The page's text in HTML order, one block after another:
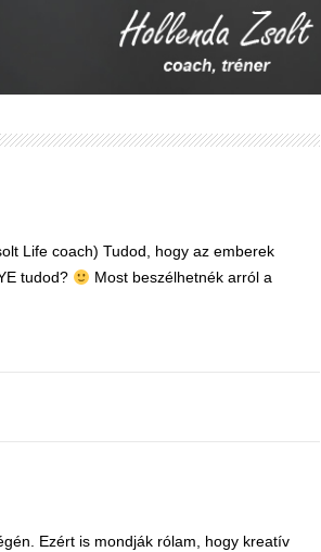
Life coach) Tudod, hogy az emberek
tudod?
Most beszélhetnék arról a
Ezért is mondják rólam, hogy kreatív